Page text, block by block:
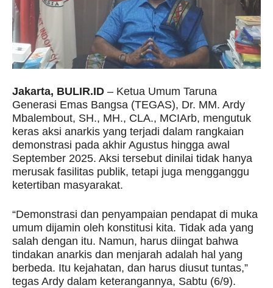
Jakarta, BULIR.ID – Ketua Umum Taruna
Generasi Emas Bangsa (TEGAS), Dr. MM. Ardy
Mbalembout, SH., MH., CLA., MCIArb, mengutuk
keras aksi anarkis yang terjadi dalam rangkaian
demonstrasi pada akhir Agustus hingga awal
September 2025. Aksi tersebut dinilai tidak hanya
merusak fasilitas publik, tetapi juga mengganggu
ketertiban masyarakat.
“Demonstrasi dan penyampaian pendapat di muka
umum dijamin oleh konstitusi kita. Tidak ada yang
salah dengan itu. Namun, harus diingat bahwa
tindakan anarkis dan menjarah adalah hal yang
berbeda. Itu kejahatan, dan harus diusut tuntas,”
tegas Ardy dalam keterangannya, Sabtu (6/9).